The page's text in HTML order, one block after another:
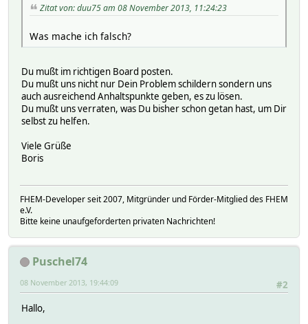
Zitat von: duu75 am 08 November 2013, 11:24:23
Was mache ich falsch?
Du mußt im richtigen Board posten.
Du mußt uns nicht nur Dein Problem schildern sondern uns
auch ausreichend Anhaltspunkte geben, es zu lösen.
Du mußt uns verraten, was Du bisher schon getan hast, um Dir
selbst zu helfen.
Viele Grüße
Boris
FHEM-Developer seit 2007, Mitgründer und Förder-Mitglied des FHEM
e.V.
Bitte keine unaufgeforderten privaten Nachrichten!
Puschel74
#2
08 November 2013, 19:44:09
Hallo,